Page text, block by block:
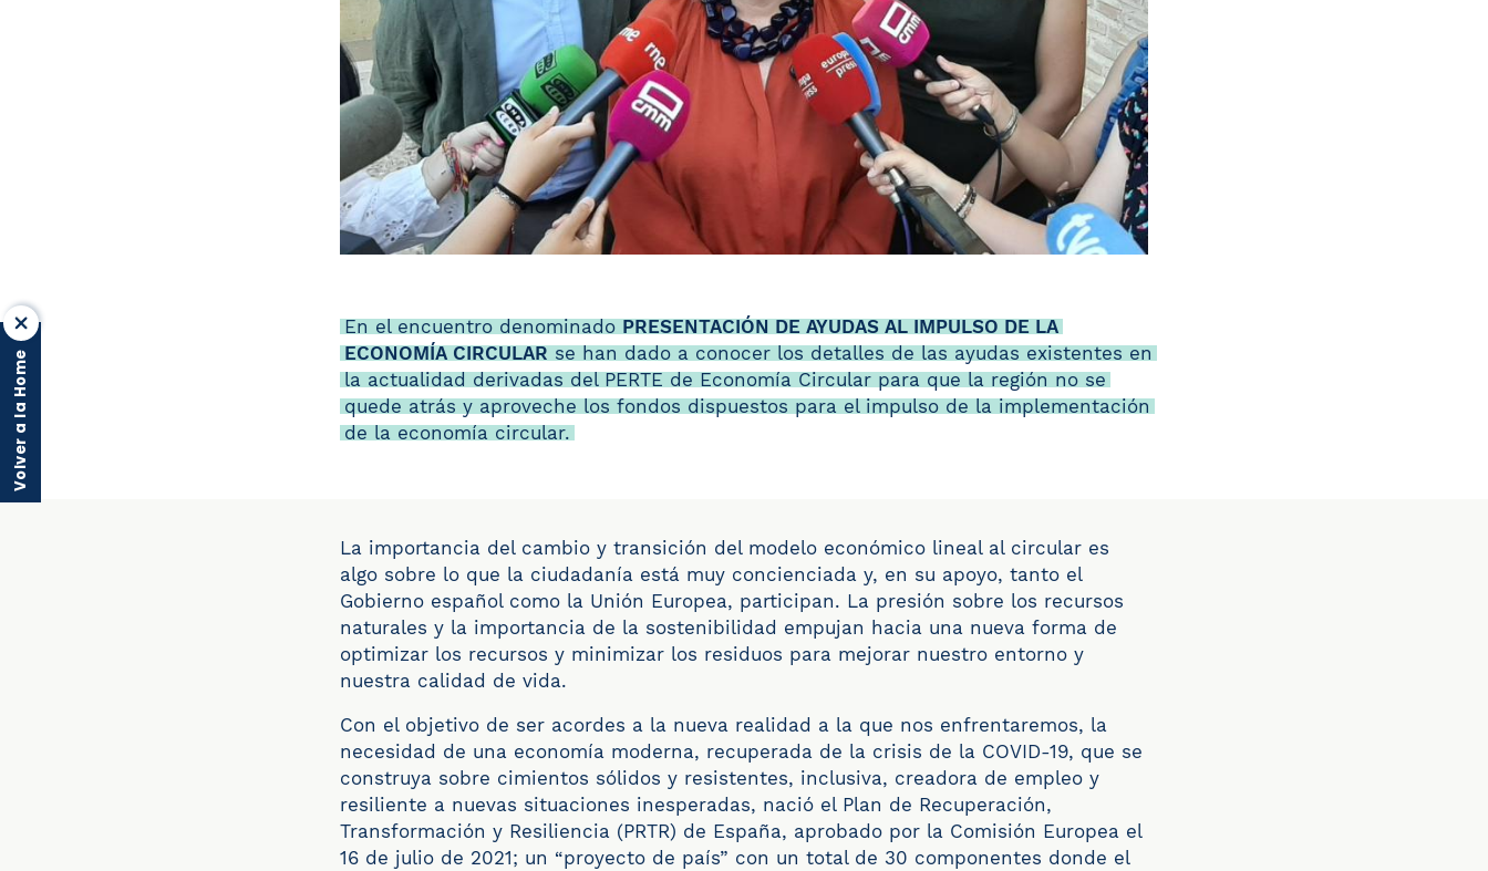
Volver a la Home
En el encuentro denominado PRESENTACIÓN DE AYUDAS AL IMPULSO DE LA
ECONOMÍA CIRCULAR se han dado a conocer los detalles de las ayudas existentes en
la actualidad derivadas del PERTE de Economía Circular para que la región no se
quede atrás y aproveche los fondos dispuestos para el impulso de la implementación
de la economía circular.
La importancia del cambio y transición del modelo económico lineal al circular es
algo sobre lo que la ciudadanía está muy concienciada y, en su apoyo, tanto el
Gobierno español como la Unión Europea, participan. La presión sobre los recursos
naturales y la importancia de la sostenibilidad empujan hacia una nueva forma de
optimizar los recursos y minimizar los residuos para mejorar nuestro entorno y
nuestra calidad de vida.
Con el objetivo de ser acordes a la nueva realidad a la que nos enfrentaremos, la
necesidad de una economía moderna, recuperada de la crisis de la COVID-19, que se
construya sobre cimientos sólidos y resistentes, inclusiva, creadora de empleo y
resiliente a nuevas situaciones inesperadas, nació el Plan de Recuperación,
Transformación y Resiliencia (PRTR) de España, aprobado por la Comisión Europea el
16 de julio de 2021; un “proyecto de país” con un total de 30 componentes donde el